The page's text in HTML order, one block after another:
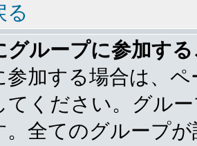
る
グループに参加す
参加する場合は、
てください。グル
。全てのグループ